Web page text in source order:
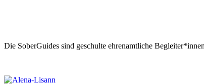
Die SoberGuides sind geschulte ehrenamtliche